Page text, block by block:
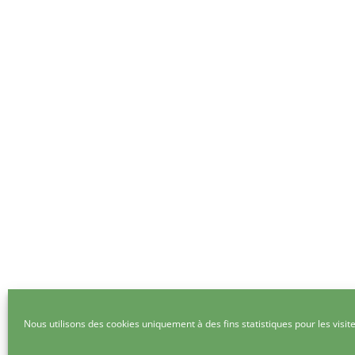
Nous utilisons des cookies uniquement à des fins statistiques pour les